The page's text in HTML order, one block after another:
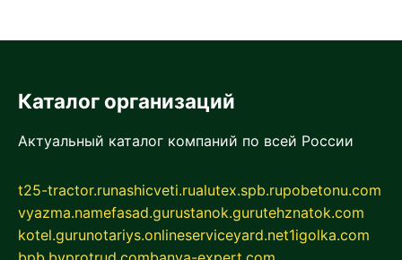
Каталог организаций
Актуальный каталог компаний по всей России
t25-tractor.runashicveti.rualutex.spb.rupobetonu.com
vyazma.namefasad.gurustanok.gurutehznatok.com
kotel.gurunotariys.onlineserviceyard.net1igolka.com